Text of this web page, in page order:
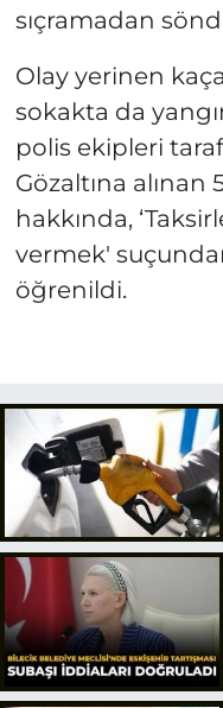
sıçramadan
Olay yerinen
sokakta da
polis ekipleri
Gözaltına alınan
hakkında,
vermek'
öğrenildi.